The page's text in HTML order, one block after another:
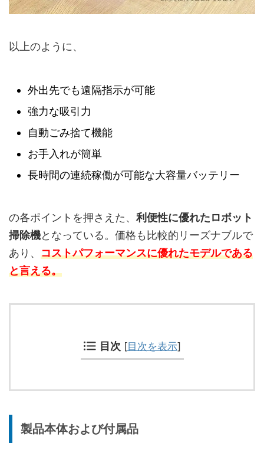
以上のように、
外出先でも遠隔指示が可能
強力な吸引力
自動ごみ捨て機能
お手入れが簡単
長時間の連続稼働が可能な大容量バッテリー
の各ポイントを押さえた、 利便性に優れたロボット
掃除機となっている。価格も比較的リーズナブルで
あり、 コストパフォーマンスに優れたモデルである
と言える。
目次 [目次を表示]
製品本体および付属品